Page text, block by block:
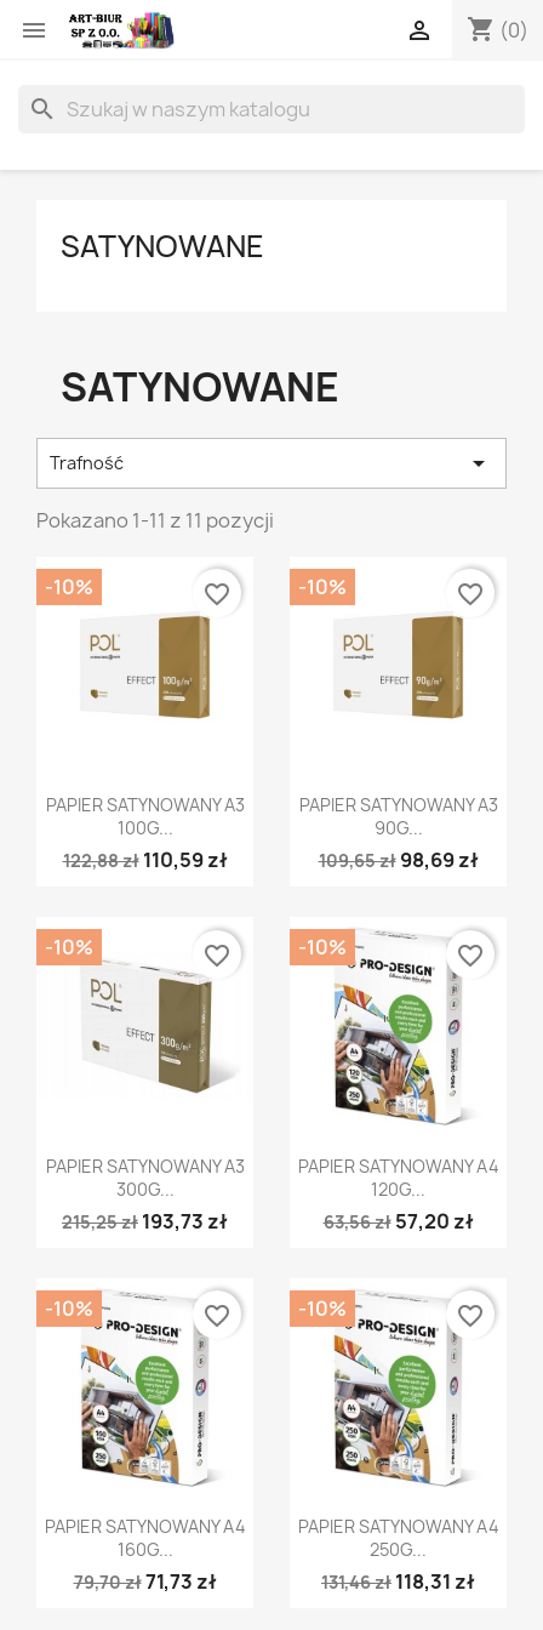
 shopping_cart (0)

search
SATYNOWANE
SATYNOWANE
Trafność 
Pokazano 1-11 z 11 pozycji
Szybki podgląd
PAPIER SATYNOWANY A3
100G...
122,88 zł 110,59 zł
-10% favorite_border
Szybki podgląd
PAPIER SATYNOWANY A3
90G...
109,65 zł 98,69 zł
-10% favorite_border
Szybki podgląd
PAPIER SATYNOWANY A3
300G...
215,25 zł 193,73 zł
-10% favorite_border
Szybki podgląd
PAPIER SATYNOWANY A4
120G...
63,56 zł 57,20 zł
-10% favorite_border
Szybki podgląd
PAPIER SATYNOWANY A4
160G...
79,70 zł71,73 zł
-10% favorite_border
Szybki podgląd
PAPIER SATYNOWANY A4
250G...
131,46 zł 118,31 zł
-10% favorite_border